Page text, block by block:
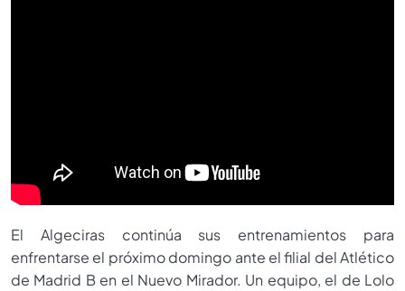
El Algeciras continúa sus entrenamientos para
enfrentarse el próximo domingo ante el filial del Atlético
de Madrid B en el Nuevo Mirador. Un equipo, el de Lolo